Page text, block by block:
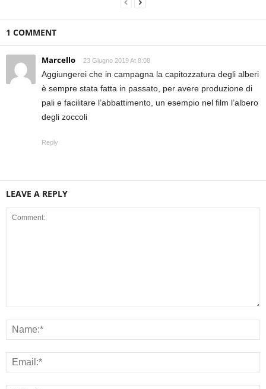
1 COMMENT
Marcello 23 Giugno 2019 At 8:08
Aggiungerei che in campagna la capitozzatura degli alberi
è sempre stata fatta in passato, per avere produzione di
pali e facilitare l’abbattimento, un esempio nel film l’albero
degli zoccoli
Reply
LEAVE A REPLY